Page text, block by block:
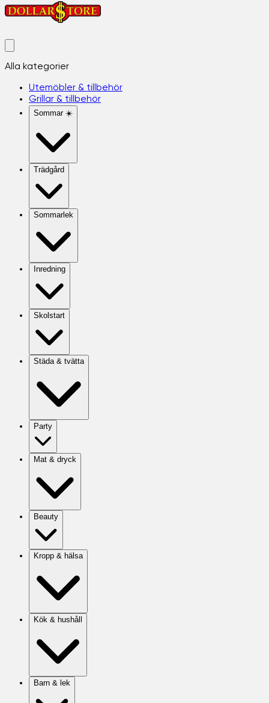
Alla kategorier
Utemöbler & tillbehör
Grillar & tillbehör
Sommar ☀️
Trädgård
Sommarlek
Inredning
Skolstart
Städa & tvätta
Party
Mat & dryck
Beauty
Kropp & hälsa
Kök & hushåll
Barn & lek